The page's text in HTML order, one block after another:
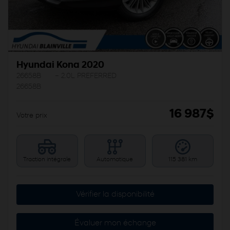
Hyundai Kona 2020
Votre prix 16 987$
Traction intégrale Automatique 115 381 km
Vérifier la disponibilité
Évaluer mon échange